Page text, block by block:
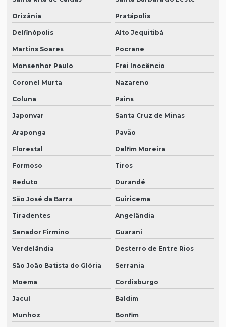
Orizânia Pratápolis
Delfinópolis Alto Jequitibá
Martins Soares Pocrane
Monsenhor Paulo Frei Inocêncio
Coronel Murta Nazareno
Coluna Pains
Japonvar Santa Cruz de Minas
Araponga Pavão
Florestal Delfim Moreira
Formoso Tiros
Reduto Durandé
São José da Barra Guiricema
Tiradentes Angelândia
Senador Firmino Guarani
Verdelândia Desterro de Entre Rios
São João Batista do Glória Serrania
Moema Cordisburgo
Jacuí Baldim
Munhoz Bonfim